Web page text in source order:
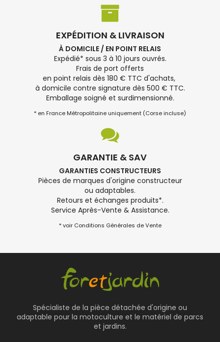
EXPÉDITION & LIVRAISON
À DOMICILE / EN POINT RELAIS
Expédié* sous 3 à 10 jours ouvrés.
Frais de port offerts
en point relais dès 180 € TTC d'achats,
à domicile contre signature dès 500 € TTC.
Emballage soigné et surdimensionné.
* en France Métropolitaine uniquement (Corse incluse)
GARANTIE & SAV
GARANTIES CONSTRUCTEURS
Pièces de marques d'origine constructeur
ou adaptables.
Retours et échanges produits*.
Service Après-Vente & Assistance.
* voir Conditions Générales de Vente
Spécialiste de la pièce détachée d'origine ou
adaptable pour la motoculture et le matériel de parcs
et jardins.